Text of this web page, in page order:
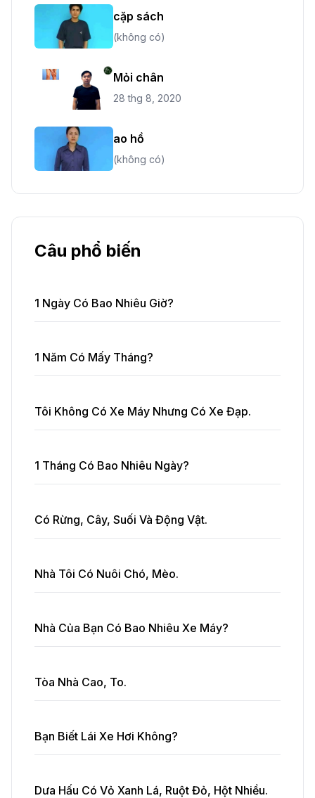
cặp sách
(không có)
Mỏi chân
28 thg 8, 2020
ao hồ
(không có)
Câu phổ biến
1 Ngày Có Bao Nhiêu Giờ?
1 Năm Có Mấy Tháng?
Tôi Không Có Xe Máy Nhưng Có Xe Đạp.
1 Tháng Có Bao Nhiêu Ngày?
Có Rừng, Cây, Suối Và Động Vật.
Nhà Tôi Có Nuôi Chó, Mèo.
Nhà Của Bạn Có Bao Nhiêu Xe Máy?
Tòa Nhà Cao, To.
Bạn Biết Lái Xe Hơi Không?
Dưa Hấu Có Vỏ Xanh Lá, Ruột Đỏ, Hột Nhiều.